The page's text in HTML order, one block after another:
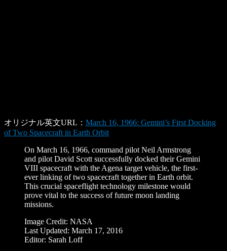
オリジナル英文URL： March 16, 1966: Gemini’s First Docking
of Two Spacecraft in Earth Orbit
On March 16, 1966, command pilot Neil Armstrong
and pilot David Scott successfully docked their Gemini
VIII spacecraft with the Agena target vehicle, the first-
ever linking of two spacecraft together in Earth orbit.
This crucial spaceflight technology milestone would
prove vital to the success of future moon landing
missions.
Image Credit: NASA
Last Updated: March 17, 2016
Editor: Sarah Loff